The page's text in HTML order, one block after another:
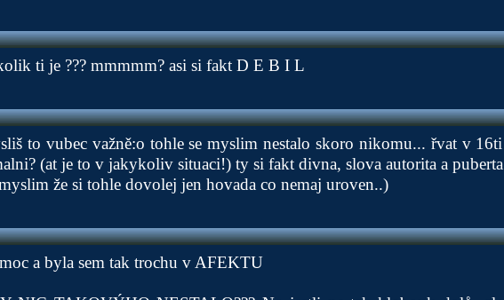
ti je ??? mmmmm? asi si fakt D E B I L
to vubec važně:o tohle se myslim nestalo skoro nikomu... řvat v 16ti
(at je to v jakykoliv situaci!) ty si fakt divna, slova autorita a puberta
že si tohle dovolej jen hovada co nemaj uroven..)
a byla sem tak trochu v AFEKTU